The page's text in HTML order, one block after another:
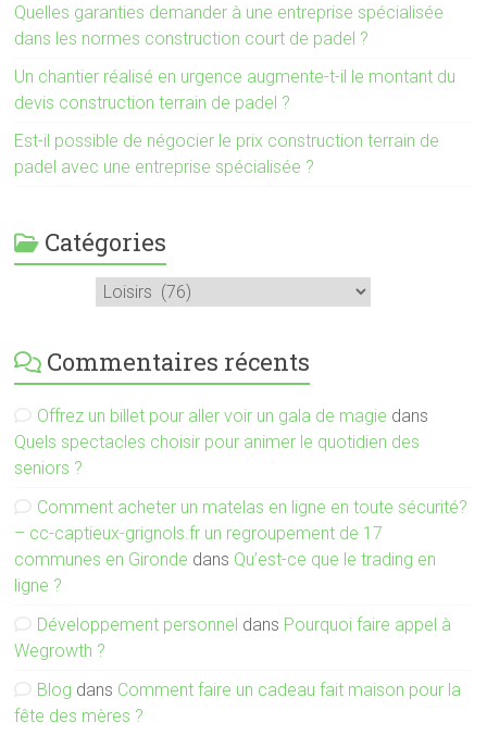
Quelles garanties demander à une entreprise spécialisée
dans les normes construction court de padel ?
Un chantier réalisé en urgence augmente-t-il le montant du
devis construction terrain de padel ?
Est-il possible de négocier le prix construction terrain de
padel avec une entreprise spécialisée ?
Catégories
Commentaires récents
Offrez un billet pour aller voir un gala de magie dans
Quels spectacles choisir pour animer le quotidien des
seniors ?
Comment acheter un matelas en ligne en toute sécurité?
– cc-captieux-grignols.fr un regroupement de 17
communes en Gironde dans Qu’est-ce que le trading en
ligne ?
Développement personnel dans Pourquoi faire appel à
Wegrowth ?
Blog dans Comment faire un cadeau fait maison pour la
fête des mères ?